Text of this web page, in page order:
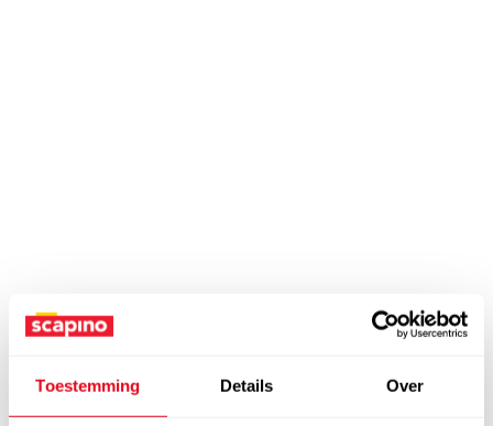
Toestemming Details Over